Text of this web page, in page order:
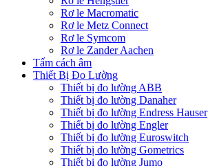
Rơ le Macromatic
Rơ le Metz Connect
Rơ le Symcom
Rơ le Zander Aachen
Tấm cách âm
Thiết Bị Đo Lường
Thiết bị đo lường ABB
Thiết bị đo lường Danaher
Thiết bị đo lường Endress Hauser
Thiết bị đo lường Engler
Thiết bị đo lường Euroswitch
Thiết bị đo lường Gometrics
Thiết bị đo lường Jumo